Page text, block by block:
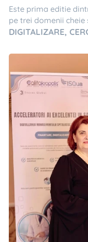
Este prima editie
pe trei domenii cheie
DIGITALIZARE,